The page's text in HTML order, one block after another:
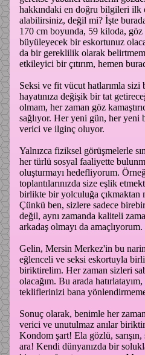
hakkındaki en doğru bilgileri ilk
alabilirsiniz, değil mi? İşte
170 cm boyunda, 59 kiloda, göz
büyüleyecek bir eskortunuz
da bir gereklilik olarak belirtmem
etkileyici bir çıtırım, hemen
Seksi ve fit vücut hatlarımla sizi
hayatınıza değişik bir tat
olmam, her zaman göz
sağlıyor. Her yeni gün, her yeni
verici ve ilginç oluyor.
Yalnızca fiziksel görüşmelerle
her türlü sosyal faaliyette
oluşturmayı hedefliyorum.
toplantılarınızda size eşlik
birlikte bir yolculuğa çıkmaktan
Çünkü ben, sizlere sadece
değil, aynı zamanda kaliteli
arkadaş olmayı da amaçlıyorum.
Gelin, Mersin Merkez'in bu
eğlenceli ve seksi eskortuyla
biriktirelim. Her zaman sizleri
olacağım. Bu arada
tekliflerinizi bana
Sonuç olarak, benimle her
verici ve unutulmaz anılar
Kondom şart! Ela gözlü, sarışın,
ara! Kendi dünyanızda bir